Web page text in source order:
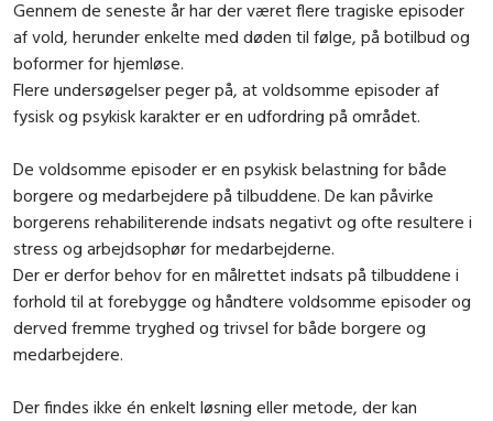
Gennem de seneste år har der været flere tragiske episoder
af vold, herunder enkelte med døden til følge, på botilbud og
boformer for hjemløse.
Flere undersøgelser peger på, at voldsomme episoder af
fysisk og psykisk karakter er en udfordring på området.
De voldsomme episoder er en psykisk belastning for både
borgere og medarbejdere på tilbuddene. De kan påvirke
borgerens rehabiliterende indsats negativt og ofte resultere i
stress og arbejdsophør for medarbejderne.
Der er derfor behov for en målrettet indsats på tilbuddene i
forhold til at forebygge og håndtere voldsomme episoder og
derved fremme tryghed og trivsel for både borgere og
medarbejdere.
Der findes ikke én enkelt løsning eller metode, der kan